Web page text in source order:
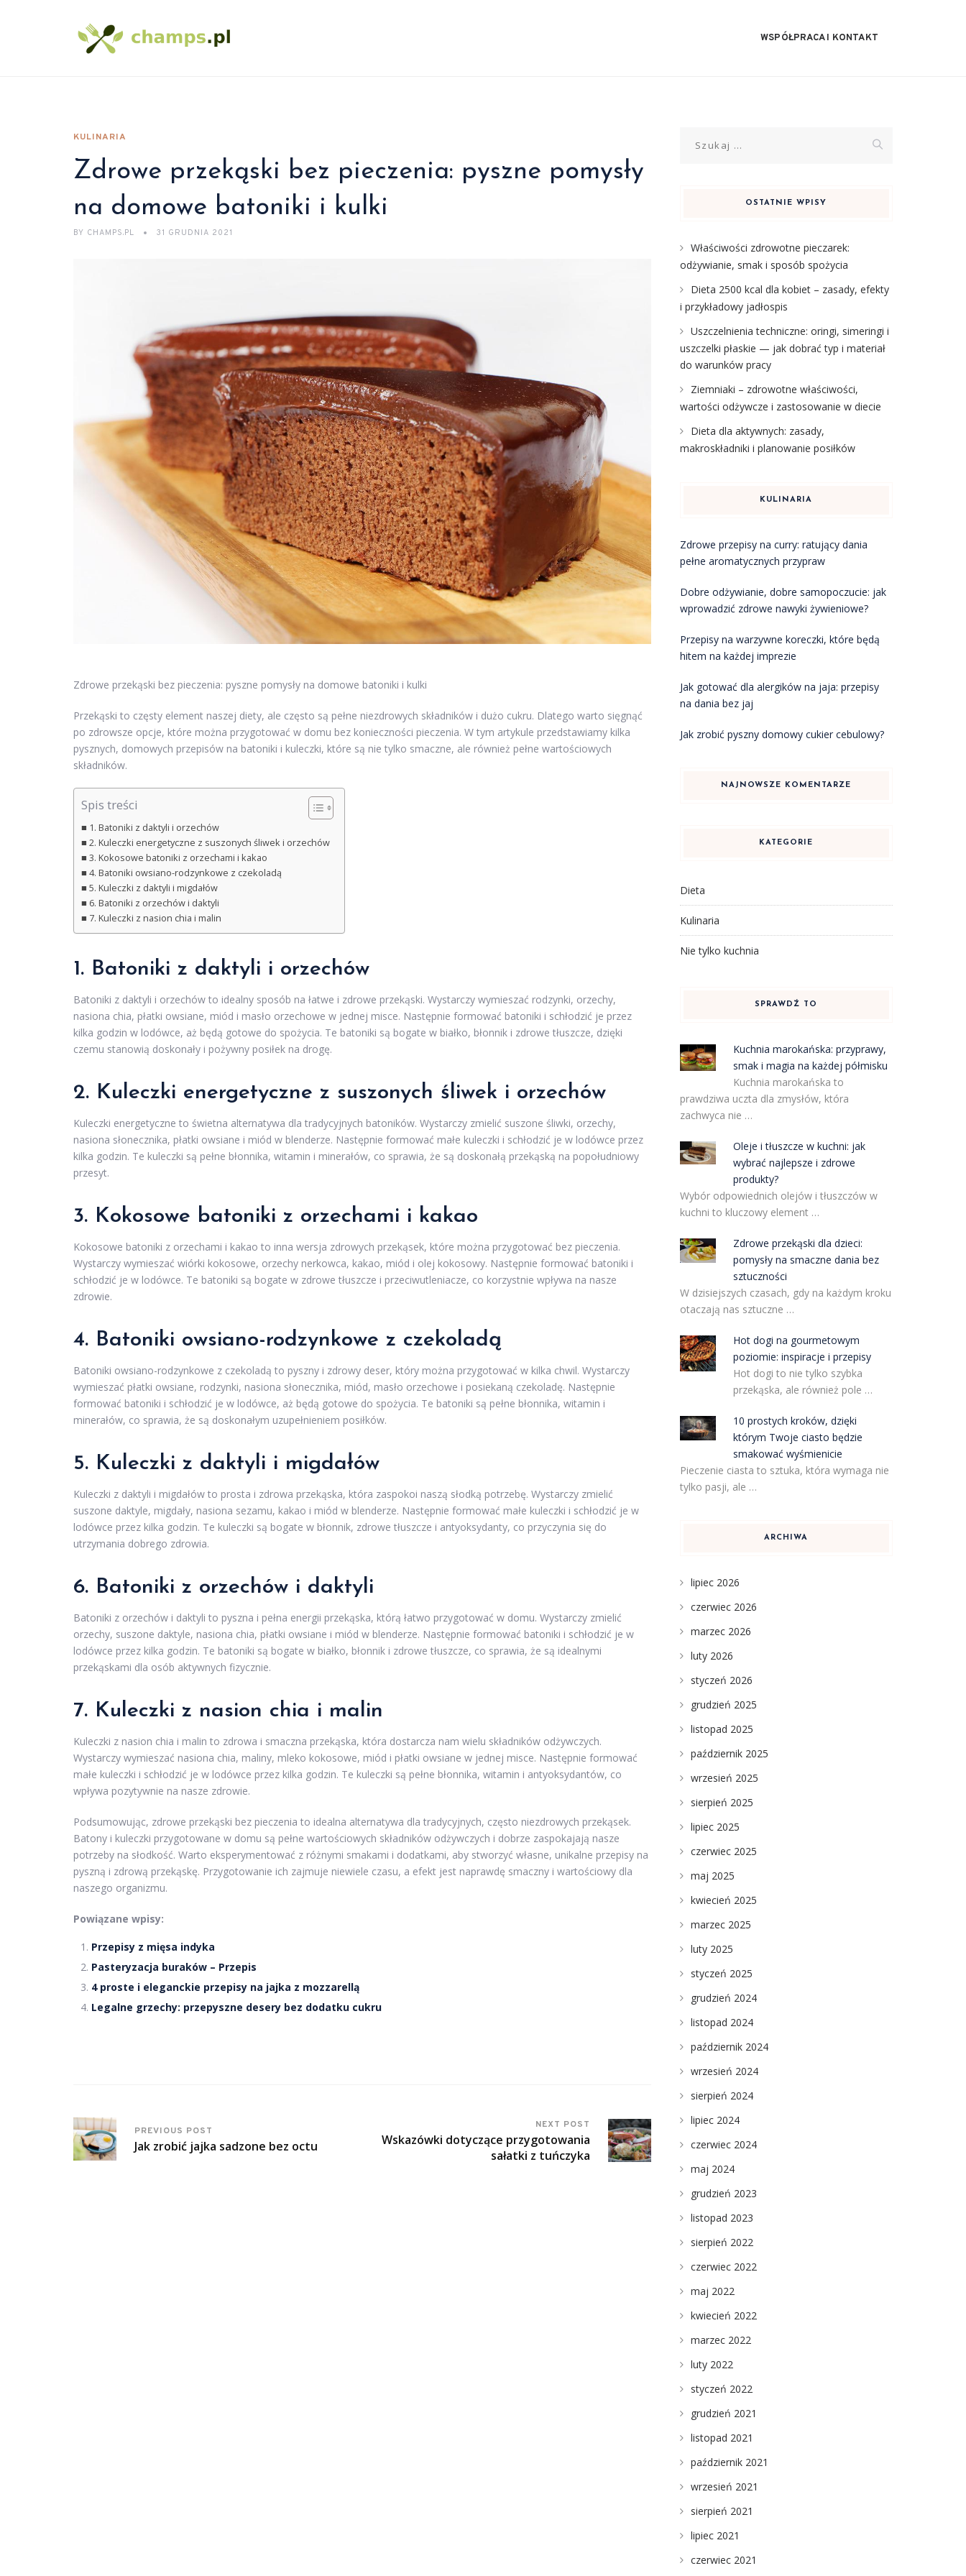
WSPÓŁPRACA I KONTAKT
KULINARIA
Zdrowe przekąski bez pieczenia: pyszne pomysły
na domowe batoniki i kulki
BY CHAMPS.PL 31 GRUDNIA 2021
Zdrowe przekąski bez pieczenia: pyszne pomysły na domowe batoniki i kulki
Przekąski to częsty element naszej diety, ale często są pełne niezdrowych składników i dużo cukru. Dlatego warto sięgnąć
po zdrowsze opcje, które można przygotować w domu bez konieczności pieczenia. W tym artykule przedstawiamy kilka
pysznych, domowych przepisów na batoniki i kuleczki, które są nie tylko smaczne, ale również pełne wartościowych
składników.
Spis treści
1. Batoniki z daktyli i orzechów
2. Kuleczki energetyczne z suszonych śliwek i orzechów
3. Kokosowe batoniki z orzechami i kakao
4. Batoniki owsiano-rodzynkowe z czekoladą
5. Kuleczki z daktyli i migdałów
6. Batoniki z orzechów i daktyli
7. Kuleczki z nasion chia i malin
1. Batoniki z daktyli i orzechów
Batoniki z daktyli i orzechów to idealny sposób na łatwe i zdrowe przekąski. Wystarczy wymieszać rodzynki, orzechy,
nasiona chia, płatki owsiane, miód i masło orzechowe w jednej misce. Następnie formować batoniki i schłodzić je przez
kilka godzin w lodówce, aż będą gotowe do spożycia. Te batoniki są bogate w białko, błonnik i zdrowe tłuszcze, dzięki
czemu stanowią doskonały i pożywny posiłek na drogę.
2. Kuleczki energetyczne z suszonych śliwek i orzechów
Kuleczki energetyczne to świetna alternatywa dla tradycyjnych batoników. Wystarczy zmielić suszone śliwki, orzechy,
nasiona słonecznika, płatki owsiane i miód w blenderze. Następnie formować małe kuleczki i schłodzić je w lodówce przez
kilka godzin. Te kuleczki są pełne błonnika, witamin i minerałów, co sprawia, że są doskonałą przekąską na popołudniowy
przesyt.
3. Kokosowe batoniki z orzechami i kakao
Kokosowe batoniki z orzechami i kakao to inna wersja zdrowych przekąsek, które można przygotować bez pieczenia.
Wystarczy wymieszać wiórki kokosowe, orzechy nerkowca, kakao, miód i olej kokosowy. Następnie formować batoniki i
schłodzić je w lodówce. Te batoniki są bogate w zdrowe tłuszcze i przeciwutleniacze, co korzystnie wpływa na nasze
zdrowie.
4. Batoniki owsiano-rodzynkowe z czekoladą
Batoniki owsiano-rodzynkowe z czekoladą to pyszny i zdrowy deser, który można przygotować w kilka chwil. Wystarczy
wymieszać płatki owsiane, rodzynki, nasiona słonecznika, miód, masło orzechowe i posiekaną czekoladę. Następnie
formować batoniki i schłodzić je w lodówce, aż będą gotowe do spożycia. Te batoniki są pełne błonnika, witamin i
minerałów, co sprawia, że są doskonałym uzupełnieniem posiłków.
5. Kuleczki z daktyli i migdałów
Kuleczki z daktyli i migdałów to prosta i zdrowa przekąska, która zaspokoi naszą słodką potrzebę. Wystarczy zmielić
suszone daktyle, migdały, nasiona sezamu, kakao i miód w blenderze. Następnie formować małe kuleczki i schłodzić je w
lodówce przez kilka godzin. Te kuleczki są bogate w błonnik, zdrowe tłuszcze i antyoksydanty, co przyczynia się do
utrzymania dobrego zdrowia.
6. Batoniki z orzechów i daktyli
Batoniki z orzechów i daktyli to pyszna i pełna energii przekąska, którą łatwo przygotować w domu. Wystarczy zmielić
orzechy, suszone daktyle, nasiona chia, płatki owsiane i miód w blenderze. Następnie formować batoniki i schłodzić je w
lodówce przez kilka godzin. Te batoniki są bogate w białko, błonnik i zdrowe tłuszcze, co sprawia, że są idealnymi
przekąskami dla osób aktywnych fizycznie.
7. Kuleczki z nasion chia i malin
Kuleczki z nasion chia i malin to zdrowa i smaczna przekąska, która dostarcza nam wielu składników odżywczych.
Wystarczy wymieszać nasiona chia, maliny, mleko kokosowe, miód i płatki owsiane w jednej misce. Następnie formować
małe kuleczki i schłodzić je w lodówce przez kilka godzin. Te kuleczki są pełne błonnika, witamin i antyoksydantów, co
wpływa pozytywnie na nasze zdrowie.
Podsumowując, zdrowe przekąski bez pieczenia to idealna alternatywa dla tradycyjnych, często niezdrowych przekąsek.
Batony i kuleczki przygotowane w domu są pełne wartościowych składników odżywczych i dobrze zaspokajają nasze
potrzeby na słodkość. Warto eksperymentować z różnymi smakami i dodatkami, aby stworzyć własne, unikalne przepisy na
pyszną i zdrową przekąskę. Przygotowanie ich zajmuje niewiele czasu, a efekt jest naprawdę smaczny i wartościowy dla
naszego organizmu.
Powiązane wpisy:
Przepisy z mięsa indyka
Pasteryzacja buraków – Przepis
4 proste i eleganckie przepisy na jajka z mozzarellą
Legalne grzechy: przepyszne desery bez dodatku cukru
PREVIOUS POST
Jak zrobić jajka sadzone bez octu
NEXT POST
Wskazówki dotyczące przygotowania
sałatki z tuńczyka
OSTATNIE WPISY
Właściwości zdrowotne pieczarek:
odżywianie, smak i sposób spożycia
Dieta 2500 kcal dla kobiet – zasady, efekty
i przykładowy jadłospis
Uszczelnienia techniczne: oringi, simeringi i
uszczelki płaskie — jak dobrać typ i materiał
do warunków pracy
Ziemniaki – zdrowotne właściwości,
wartości odżywcze i zastosowanie w diecie
Dieta dla aktywnych: zasady,
makroskładniki i planowanie posiłków
KULINARIA
Zdrowe przepisy na curry: ratujący dania
pełne aromatycznych przypraw
Dobre odżywianie, dobre samopoczucie: jak
wprowadzić zdrowe nawyki żywieniowe?
Przepisy na warzywne koreczki, które będą
hitem na każdej imprezie
Jak gotować dla alergików na jaja: przepisy
na dania bez jaj
Jak zrobić pyszny domowy cukier cebulowy?
NAJNOWSZE KOMENTARZE
KATEGORIE
Dieta
Kulinaria
Nie tylko kuchnia
SPRAWDŹ TO
Kuchnia marokańska: przyprawy,
smak i magia na każdej półmisku
Kuchnia marokańska to
prawdziwa uczta dla zmysłów, która
zachwyca nie …
Oleje i tłuszcze w kuchni: jak
wybrać najlepsze i zdrowe
produkty?
Wybór odpowiednich olejów i tłuszczów w
kuchni to kluczowy element …
Zdrowe przekąski dla dzieci:
pomysły na smaczne dania bez
sztuczności
W dzisiejszych czasach, gdy na każdym kroku
otaczają nas sztuczne …
Hot dogi na gourmetowym
poziomie: inspiracje i przepisy
Hot dogi to nie tylko szybka
przekąska, ale również pole …
10 prostych kroków, dzięki
którym Twoje ciasto będzie
smakować wyśmienicie
Pieczenie ciasta to sztuka, która wymaga nie
tylko pasji, ale …
ARCHIWA
lipiec 2026
czerwiec 2026
marzec 2026
luty 2026
styczeń 2026
grudzień 2025
listopad 2025
październik 2025
wrzesień 2025
sierpień 2025
lipiec 2025
czerwiec 2025
maj 2025
kwiecień 2025
marzec 2025
luty 2025
styczeń 2025
grudzień 2024
listopad 2024
październik 2024
wrzesień 2024
sierpień 2024
lipiec 2024
czerwiec 2024
maj 2024
grudzień 2023
listopad 2023
sierpień 2022
czerwiec 2022
maj 2022
kwiecień 2022
marzec 2022
luty 2022
styczeń 2022
grudzień 2021
listopad 2021
październik 2021
wrzesień 2021
sierpień 2021
lipiec 2021
czerwiec 2021